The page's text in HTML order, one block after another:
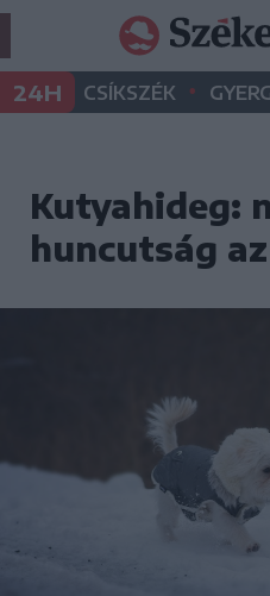
24H CSÍKSZÉK •
Kutyahideg:
huncutság